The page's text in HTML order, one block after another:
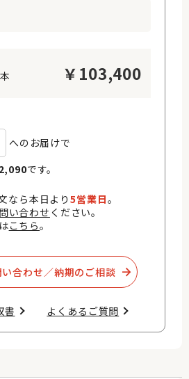
￥ 103,400
へのお届けで
2,090です。
なら本日より5営業日。
い合わせ ください。
こちら。
合わせ／納期のご相談​
書​ よくあるご質問​